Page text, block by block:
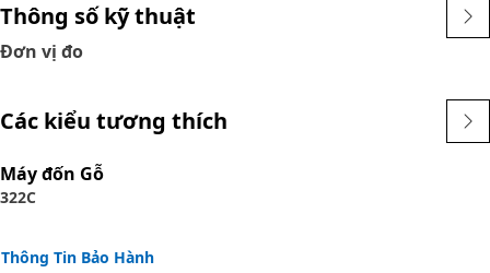
Thông số kỹ thuật
Đơn vị đo
Các kiểu tương thích
Máy đốn Gỗ
322C
Thông Tin Bảo Hành